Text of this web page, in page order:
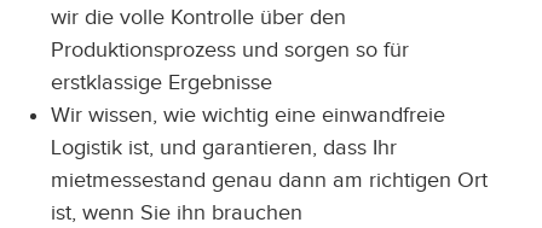
wir die volle Kontrolle über den
Produktionsprozess und sorgen so für
erstklassige Ergebnisse
Wir wissen, wie wichtig eine einwandfreie
Logistik ist, und garantieren, dass Ihr
mietmessestand genau dann am richtigen Ort
ist, wenn Sie ihn brauchen